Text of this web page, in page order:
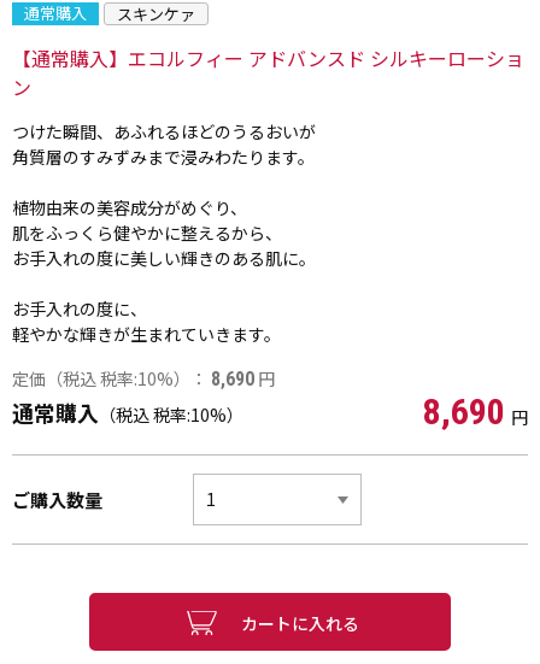
通常購入 スキンケァ
【通常購入】エコルフィー アドバンスド シルキーローショ
ン
つけた瞬間、あふれるほどのうるおいが
角質層のすみずみまで浸みわたります。
植物由来の美容成分がめぐり、
肌をふっくら健やかに整えるから、
お手入れの度に美しい輝きのある肌に。
お手入れの度に、
軽やかな輝きが生まれていきます。
定価（税込 税率:10%）： 8,690 円
通常購入 （税込 税率:10%） 8,690 円
ご購入数量
カートに入れる